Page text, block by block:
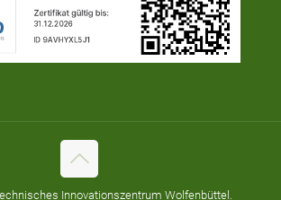
Innovationszentrum Wolfenbüttel.